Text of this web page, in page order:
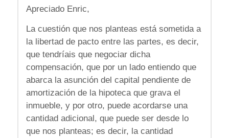
Apreciado Enric,
La cuestión que nos planteas está sometida a
la libertad de pacto entre las partes, es decir,
que tendríais que negociar dicha
compensación, que por un lado entiendo que
abarca la asunción del capital pendiente de
amortización de la hipoteca que grava el
inmueble, y por otro, puede acordarse una
cantidad adicional, que puede ser desde lo
que nos planteas; es decir, la cantidad